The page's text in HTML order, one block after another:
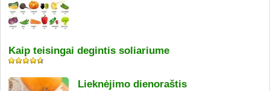
Kaip teisingai degintis soliariume
Lieknėjimo dienoraštis